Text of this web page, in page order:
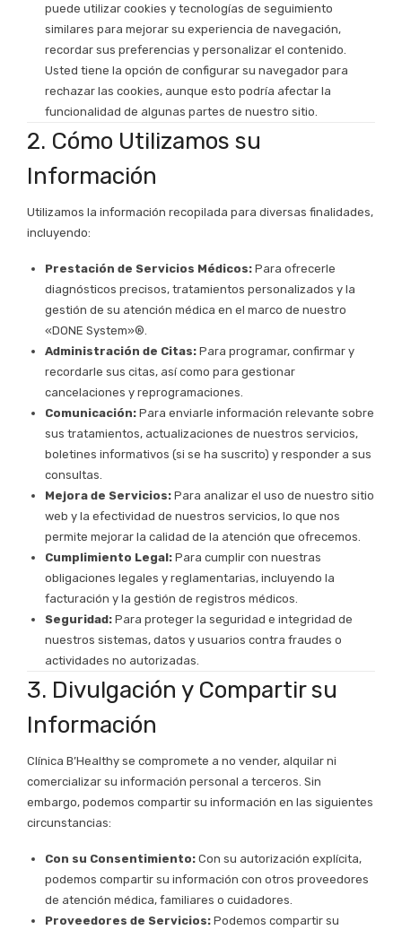
puede utilizar cookies y tecnologías de seguimiento
similares para mejorar su experiencia de navegación,
recordar sus preferencias y personalizar el contenido.
Usted tiene la opción de configurar su navegador para
rechazar las cookies, aunque esto podría afectar la
funcionalidad de algunas partes de nuestro sitio.
2. Cómo Utilizamos su
Información
Utilizamos la información recopilada para diversas finalidades,
incluyendo:
Prestación de Servicios Médicos: Para ofrecerle
diagnósticos precisos, tratamientos personalizados y la
gestión de su atención médica en el marco de nuestro
«DONE System»®.
Administración de Citas: Para programar, confirmar y
recordarle sus citas, así como para gestionar
cancelaciones y reprogramaciones.
Comunicación: Para enviarle información relevante sobre
sus tratamientos, actualizaciones de nuestros servicios,
boletines informativos (si se ha suscrito) y responder a sus
consultas.
Mejora de Servicios: Para analizar el uso de nuestro sitio
web y la efectividad de nuestros servicios, lo que nos
permite mejorar la calidad de la atención que ofrecemos.
Cumplimiento Legal: Para cumplir con nuestras
obligaciones legales y reglamentarias, incluyendo la
facturación y la gestión de registros médicos.
Seguridad: Para proteger la seguridad e integridad de
nuestros sistemas, datos y usuarios contra fraudes o
actividades no autorizadas.
3. Divulgación y Compartir su
Información
Clínica B’Healthy se compromete a no vender, alquilar ni
comercializar su información personal a terceros. Sin
embargo, podemos compartir su información en las siguientes
circunstancias:
Con su Consentimiento: Con su autorización explícita,
podemos compartir su información con otros proveedores
de atención médica, familiares o cuidadores.
Proveedores de Servicios: Podemos compartir su